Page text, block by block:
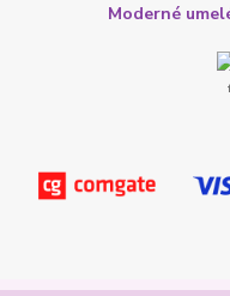
Moderné